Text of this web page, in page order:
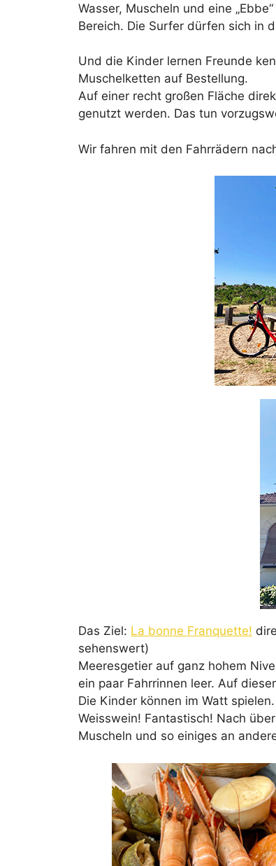
Wasser, Muscheln und eine
Bereich. Die Surfer dürfen sich in
Und die Kinder lernen Freunde
Muschelketten auf Bestellung.
Auf einer recht großen Fläche
genutzt werden. Das tun
Wir fahren mit den Fahrrädern
Das Ziel: La bonne Franquette!
sehenswert)
Meeresgetier auf ganz hohem
ein paar Fahrrinnen leer. Auf
Die Kinder können im Watt
Weisswein! Fantastisch! Nach
Muscheln und so einiges an